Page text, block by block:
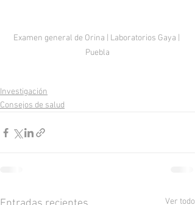
Examen general de Orina | Laboratorios Gaya |
Puebla
Investigación
Consejos de salud
Ver todo